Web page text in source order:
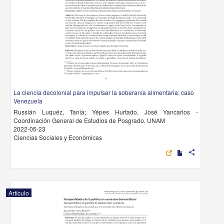
La ciencia decolonial para impulsar la soberanía alimentaria: caso
Venezuela
Russián Luquéz, Tania; Yépes Hurtado, José Yancarlos -
Coordinación General de Estudios de Posgrado, UNAM
2022-05-23
Ciencias Sociales y Económicas
share
Artículo